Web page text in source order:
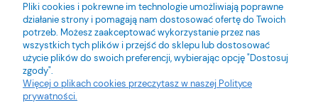
Pliki cookies i pokrewne im technologie umożliwiają poprawne
działanie strony i pomagają nam dostosować ofertę do Twoich
potrzeb. Możesz zaakceptować wykorzystanie przez nas
wszystkich tych plików i przejść do sklepu lub dostosować
użycie plików do swoich preferencji, wybierając opcję "Dostosuj
zgody".
Więcej o plikach cookies przeczytasz w naszej Polityce
prywatności.